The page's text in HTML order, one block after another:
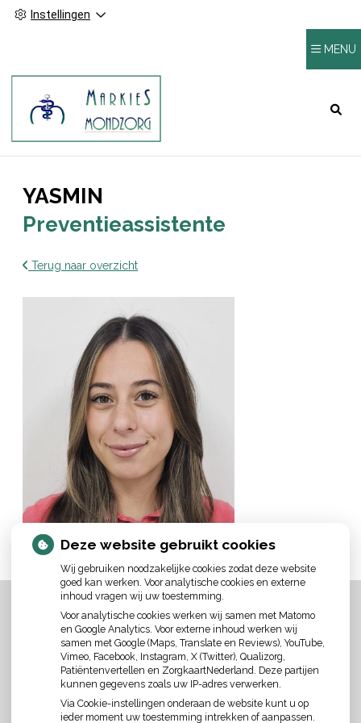
Instellingen
MENU
YASMIN
Preventieassistente
Terug naar overzicht
Deze website gebruikt cookies
Wij gebruiken noodzakelijke cookies zodat deze website
goed kan werken. Voor analytische cookies en externe
inhoud vragen wij uw toestemming.
Voor analytische cookies werken wij samen met Matomo
en Google Analytics. Voor externe inhoud werken wij
samen met Google (Maps, Translate en Reviews), YouTube,
Vimeo, Facebook, Instagram, X (Twitter), Qualizorg,
Patiëntenvertellen en ZorgkaartNederland. Deze partijen
kunnen gegevens zoals uw IP-adres verwerken.
Via Cookie-instellingen onderaan de website kunt u op
ieder moment uw toestemming intrekken of aanpassen.